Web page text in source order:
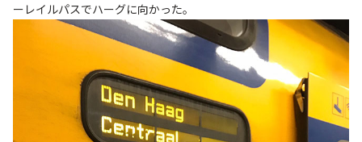
ーレイルパスでハーグに向かった。